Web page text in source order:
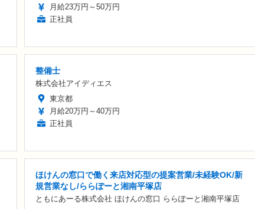
月給23万円～50万円
正社員
整備士
株式会社アイディエス
東京都
月給20万円～40万円
正社員
ほけんの窓口で働く来店対応型の提案営業/未経験OK/新
規営業なし/ららぽーと湘南平塚店
ともにあーる株式会社 ほけんの窓口 ららぽーと湘南平塚店